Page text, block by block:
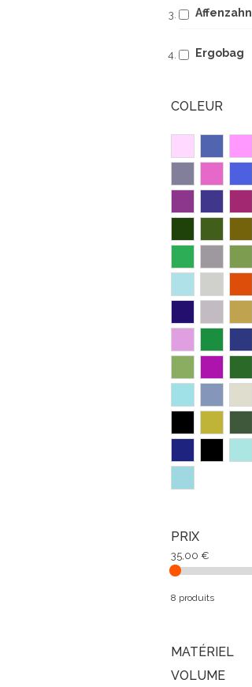
Affenzahn
Ergobag
COLEUR
PRIX
35,00 €
8 produits
MATÉRIEL
VOLUME